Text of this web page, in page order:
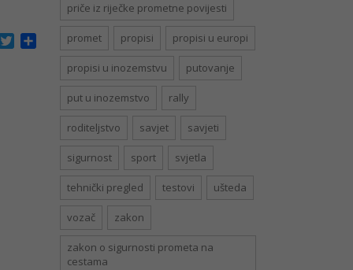
TwitterShare
priče iz riječke prometne povijesti
promet propisi propisi u europi
propisi u inozemstvu putovanje
put u inozemstvo rally
roditeljstvo savjet savjeti
sigurnost sport svjetla
tehnički pregled testovi ušteda
vozač zakon
zakon o sigurnosti prometa na
cestama